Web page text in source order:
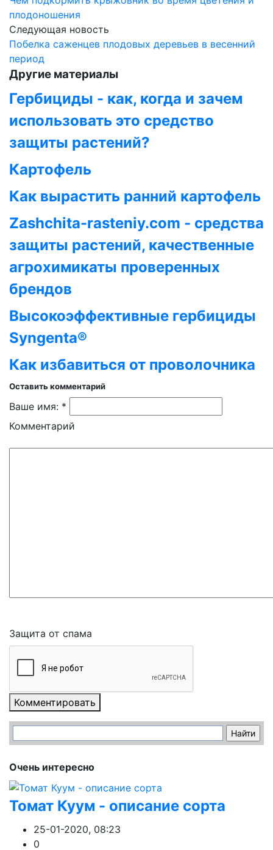
плодоношения
Следующая новость
Побелка саженцев плодовых деревьев в весенний
период
Другие материалы
Гербициды - как, когда и зачем
использовать это средство
защиты растений?
Картофель
Как вырастить ранний картофель
Zashchita-rasteniy.com - средства
защиты растений, качественные
агрохимикаты проверенных
брендов
Высокоэффективные гербициды
Syngenta®
Как избавиться от проволочника
Оставить комментарий
Ваше имя: *
Комментарий
Защита от спама
Комментировать
Очень интересно
Томат Куум - описание сорта
25-01-2020, 08:23
0